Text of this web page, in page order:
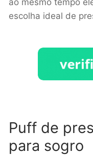
escolha ideal de
Puff de
para sogro